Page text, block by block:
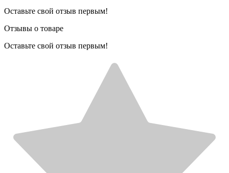
Оставьте свой отзыв первым!
Отзывы о товаре
Оставьте свой отзыв первым!